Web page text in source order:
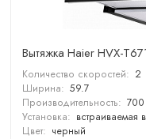
Вытяжка Haier HVX-
Количество скоростей: 2
Ширина: 59.7
Производительность: 700
Установка: встраиваемая
Цвет: черный